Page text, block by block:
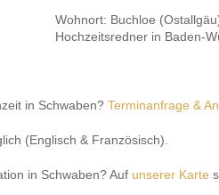
Wohnort: Buchloe
Hochzeitsredner in Baden-
in Schwaben? Terminanfrage &
(Englisch & Französisch).
in Schwaben? Auf unserer Karte